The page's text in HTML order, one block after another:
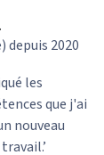
depuis 2020
les
que j'ai
nouveau